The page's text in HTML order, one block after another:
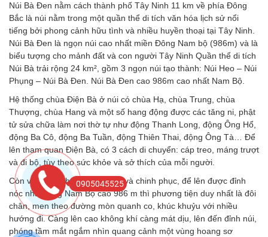
Núi Bà Đen nằm cách thành phố Tây Ninh 11 km về phía Đông
Bắc là núi nằm trong một quần thể di tích văn hóa lịch sử nổi
tiếng bởi phong cảnh hữu tình và nhiều huyền thoại tại Tây Ninh.
Núi Bà Đen là ngọn núi cao nhất miền Đông Nam bộ (986m) và là
biểu tượng cho mảnh đất và con người Tây Ninh Quần thể di tích
Núi Bà trải rộng 24 km², gồm 3 ngọn núi tạo thành: Núi Heo – Núi
Phụng – Núi Bà Đen. Núi Bà Đen cao 986m cao nhất Nam Bộ.
Hệ thống chùa Điện Bà ở núi có chùa Hạ, chùa Trung, chùa
Thượng, chùa Hang và một số hang động được các tăng ni, phật
tử sửa chữa làm nơi thờ tự như động Thanh Long, động Ông Hổ,
động Ba Cô, động Ba Tuần, động Thiên Thai, động Ông Tà… Để
lên tham quan Điện Bà, có 3 cách di chuyển: cáp treo, máng trượt
và đi bộ, tùy theo sức khỏe và sở thích của mỗi người.
Còn với người ham khám phá và chinh phục, để lên được đỉnh
nóc nhà Đông Nam Bộ cao 986 m thì phương tiện duy nhất là đôi
chân, men theo đường mòn quanh co, khúc khuỷu với nhiều
hướng đi. Càng lên cao không khí càng mát dịu, lên đến đỉnh núi,
phóng tầm mắt ngắm nhìn quang cảnh một vùng hoang sơ
0905045525